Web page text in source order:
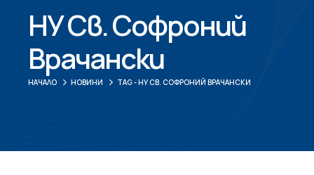
НУ Св. Софроний
Врачански
НАЧАЛО НОВИНИ TAG -НУ СВ. СОФРОНИЙ ВРАЧАНСКИ